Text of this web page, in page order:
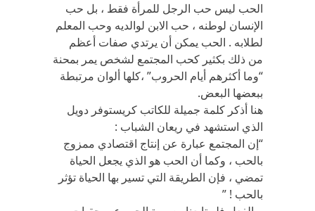
الحب ليس حب الرجل للمرأة فقط ، بل حب
الإنسان لوطنه ، حب الابن لوالديه وحب المعلم
لطلابه . الحب يمكن أن يرتدي صفات أعظم
من ذلك بكثير كحب المجتمع لشخص يمر بمحنة
“وما أكثرهم أيام الحروب” ،كلها ألوان مرتبطة
ببعضها البعض.
هنا أذكر كلمة جميلة للكاتب كريستوفر دويل
الذي استشهد في ريعان الشباب :
“إن المجتمع عبارة عن إنتاج اقتصادي ممزوج
بالحب ، وكما أن الحب هو الذي يجعل الحياة
تمضي ، فإن الطريقة التي تسير بها الحياة تؤثر
بالحب ! ”